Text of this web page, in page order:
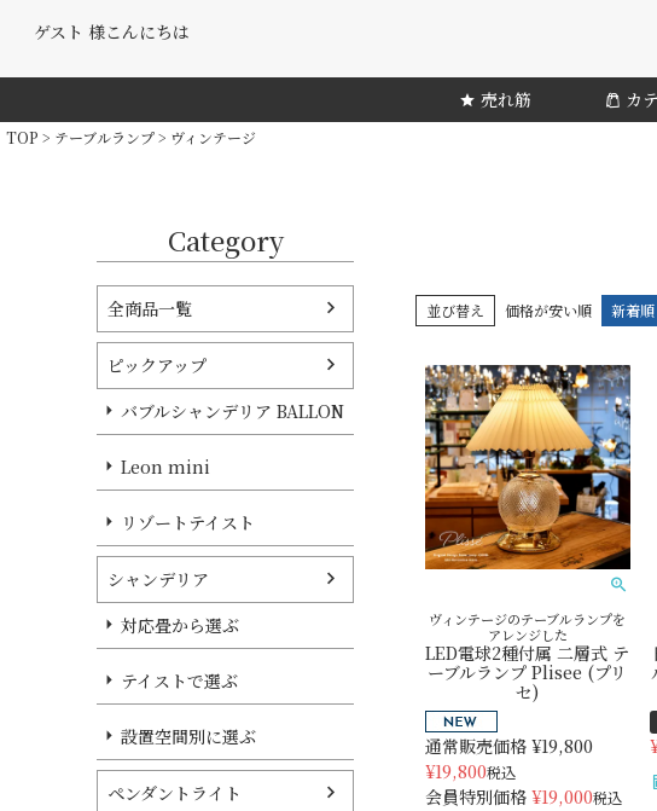
ゲスト 様こんにちは
売れ筋 カ
TOP テーブルランプ ヴィンテージ
Category
全商品一覧
ピックアップ
バブルシャンデリア BALLON
Leon mini
リゾートテイスト
シャンデリア
対応畳から選ぶ
テイストで選ぶ
設置空間別に選ぶ
ペンダントライト
並び替え 価格が安い順 新着順
ヴィンテージのテーブルランプを
アレンジした
LED電球2種付属 二層式 テ
ーブルランプ Plisee (プリ
セ)
通常販売価格 ¥19,800
¥19,800税込
会員特別価格 ¥19,000税込